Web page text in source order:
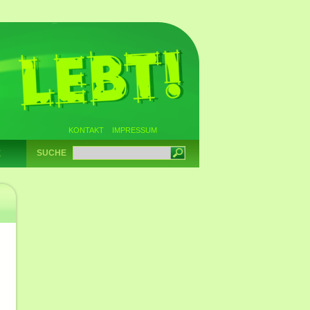
KONTAKT IMPRESSUM
SUCHE